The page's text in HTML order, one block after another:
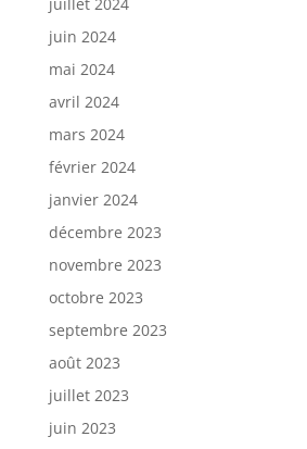
juin 2024
mai 2024
avril 2024
mars 2024
février 2024
janvier 2024
décembre 2023
novembre 2023
octobre 2023
septembre 2023
août 2023
juillet 2023
juin 2023